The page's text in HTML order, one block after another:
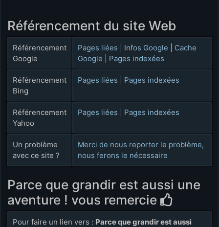
Référencement du site Web
Référencement
Google
Pages liées Infos Google
Cache
Google
Pages indexées
Référencement
Bing
Pages liées Pages indexées
Référencement
Yahoo
Pages liées Pages indexées
Un problème
avec ce site ?
Merci de nous reporter le problème,
nous ferons le nécessaire
Parce que grandir est aussi une
aventure ! vous remercie
Pour faire un lien vers : Parce que grandir est aussi